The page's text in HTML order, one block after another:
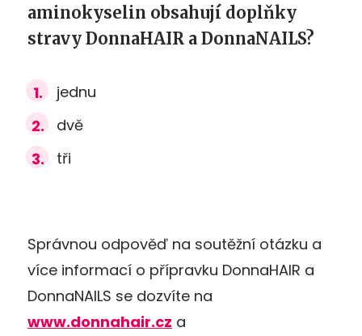
aminokyselin obsahují doplňky
stravy DonnaHAIR a DonnaNAILS?
jednu
dvě
tři
Správnou odpověď na soutěžní otázku a
více informací o přípravku DonnaHAIR a
DonnaNAILS se dozvíte na
www.donnahair.cz a